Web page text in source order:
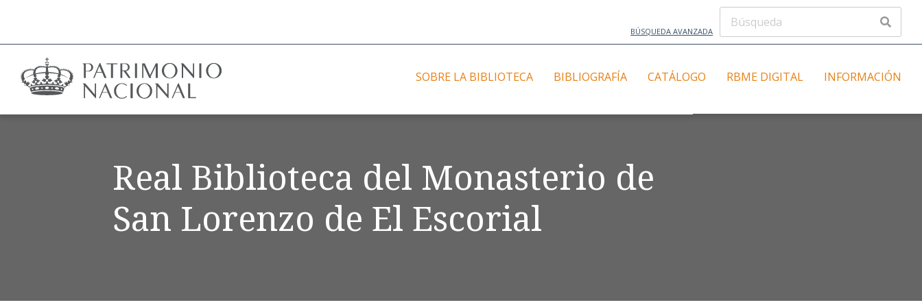
BÚSQUEDA AVANZADA
SOBRE LA BIBLIOTECA BIBLIOGRAFÍA CATÁLOGO RBME DIGITAL INFORMACIÓN
Real Biblioteca del Monasterio de
San Lorenzo de El Escorial